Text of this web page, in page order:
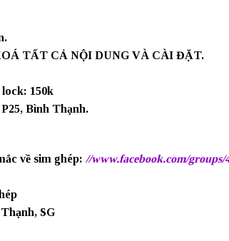
TẤT CẢ NỘI DUNG VÀ CÀI ĐẶT.
lock: 150k
Bình Thạnh.
về sim ghép: //www.facebook.com/groups/
SG